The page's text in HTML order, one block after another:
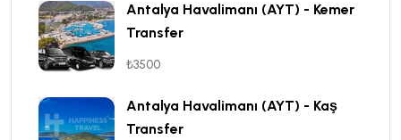
Antalya Havalimanı (AYT) - Kemer
Transfer
₺3500
Antalya Havalimanı (AYT) - Kaş
Transfer